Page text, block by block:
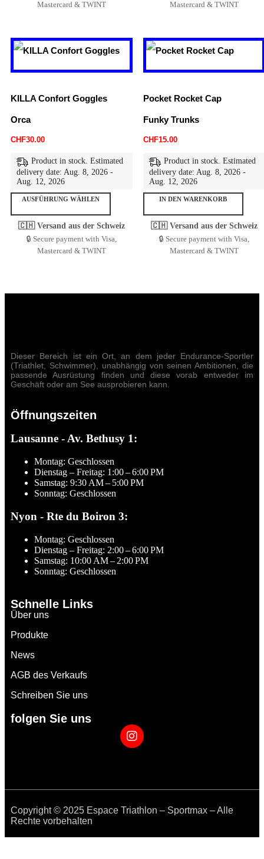
Mastercard & TWINT
Mastercard & TWINT
KILLA Confort Goggles
Orca
CHF30.00
Product in stock. Estimated
delivery date: Aug. 8, 2026 -
Aug. 12, 2026
AUSFÜHRUNG WÄHLEN
🇨🇭 Versand aus der Schweiz
🔒 Secure payment with Visa,
Mastercard & TWINT
Pocket Rocket Cap
Funky Trunks
CHF15.00
Product in stock. Estimated
delivery date: Aug. 8, 2026 -
Aug. 12, 2026
IN DEN WARENKORB
🇨🇭 Versand aus der Schweiz
🔒 Secure payment with Visa,
Mastercard & TWINT
Dieser Bereich ist ein Ort, an dem jeder Endurance-Sportler
(Triathlet, Schwimmer), unabhängig von seinen Ambitionen, die
passende Ausrüstung finden und diese vorab entweder im
Geschäft oder am See ausprobieren kann.
Öffnungszeiten
Lausanne - Av. Bethusy 1:
Montag: Geschlossen
Dienstag – Freitag: 1:00 – 6:00 PM
Samstag: 9:30 AM – 5:00 PM
Sonntag: Geschlossen
Nyon - Rte du Boiron 3:
Montag: Geschlossen
Dienstag – Freitag: 2:00 – 6:00 PM
Samstag: 10:00 AM – 2:00 PM
Sonntag: Geschlossen
Schnelle Links
Über uns
Produkte
News
AGB des Verkaufs
Schreiben Sie uns
folgen Sie uns
Copyright © 2025 Espace Triathlon – Sportmax – Alle
Rechte vorbehalten